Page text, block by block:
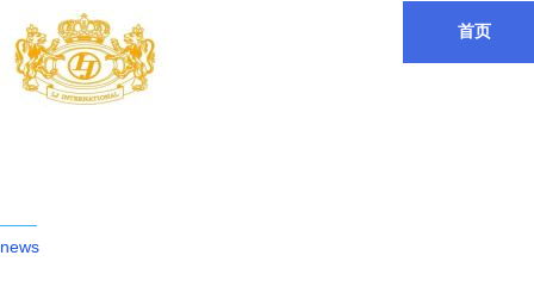
首页
news